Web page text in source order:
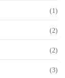
(1)
(2)
(2)
(3)